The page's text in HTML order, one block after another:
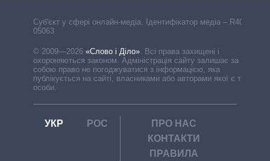
Cуб'єкт у сфері онлайн-медіа. Ідентифікатор медіа – R40-
05063
© 2009—2026 «Слово і Діло». Всі права захищені і
охороняються законом. Адміністрація сайту залишає за
собою право не погоджуватися з інформацією, яка
публікується на сайті, власниками або авторами якої є треті
особи.
УКР РОС
ПРО НАС
КОНТАКТИ
ПРАВИЛА